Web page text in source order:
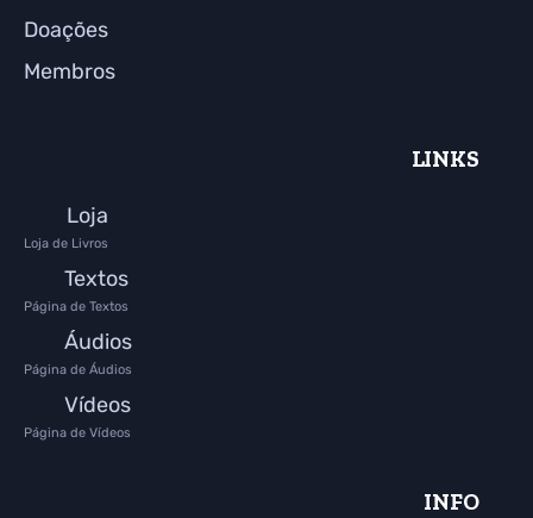
Doações
Membros
LINKS
Loja
Loja de Livros
Textos
Página de Textos
Áudios
Página de Áudios
Vídeos
Página de Vídeos
INFO